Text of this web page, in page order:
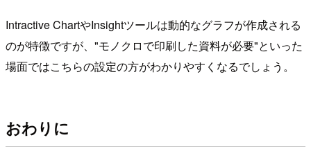
Intractive ChartやInsightツールは動的なグラフが作成される
のが特徴ですが、"モノクロで印刷した資料が必要"といった
場面ではこちらの設定の方がわかりやすくなるでしょう。
おわりに